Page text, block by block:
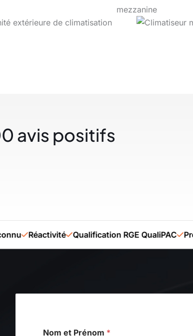
avis positifs
Réactivité Qualification RGE QualiPAC
Nom et Prénom *